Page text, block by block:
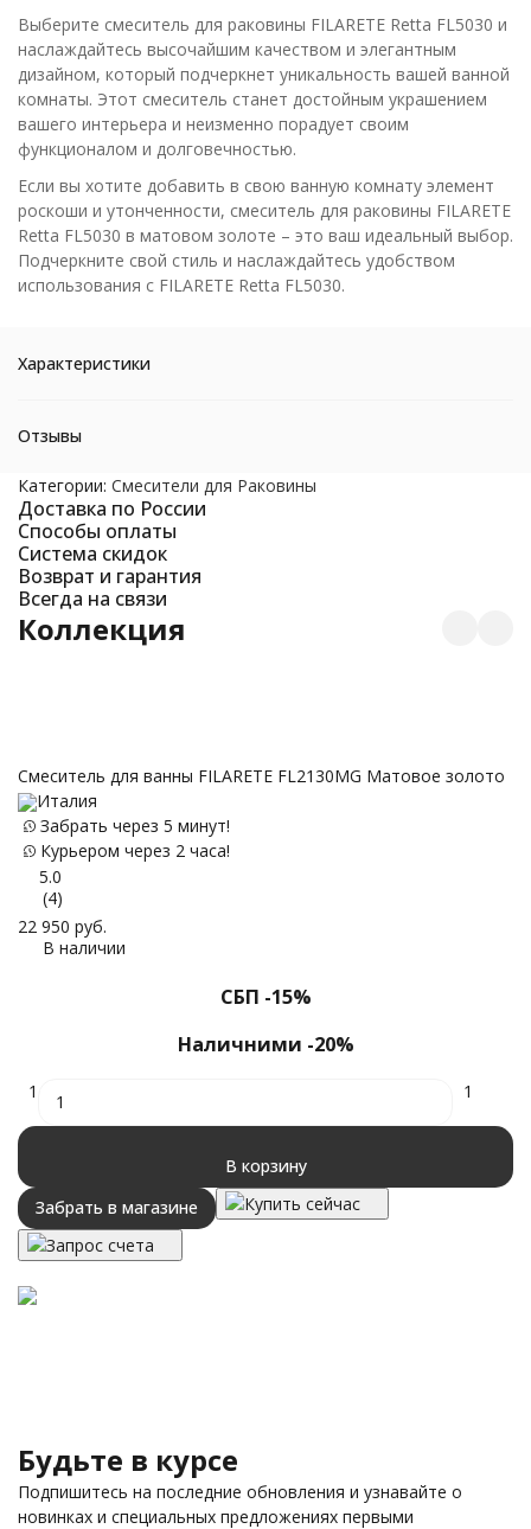
Выберите смеситель для раковины FILARETE Retta FL5030 и
наслаждайтесь высочайшим качеством и элегантным
дизайном, который подчеркнет уникальность вашей ванной
комнаты. Этот смеситель станет достойным украшением
вашего интерьера и неизменно порадует своим
функционалом и долговечностью.
Если вы хотите добавить в свою ванную комнату элемент
роскоши и утонченности, смеситель для раковины FILARETE
Retta FL5030 в матовом золоте – это ваш идеальный выбор.
Подчеркните свой стиль и наслаждайтесь удобством
использования с FILARETE Retta FL5030.
Характеристики
Отзывы
Категории: Смесители для Раковины
Доставка по России
Способы оплаты
Система скидок
Возврат и гарантия
Всегда на связи
Коллекция
Смеситель для ванны FILARETE FL2130MG Матовое золото
Италия
Забрать через 5 минут!
Курьером через 2 часа!
5.0
(4)
22 950 руб.
В наличии
СБП -15%
Наличними -20%
1 1
В корзину
Забрать в магазине
Купить сейчас
Запрос счета
Будьте в курсе
Подпишитесь на последние обновления и узнавайте о
новинках и специальных предложениях первыми